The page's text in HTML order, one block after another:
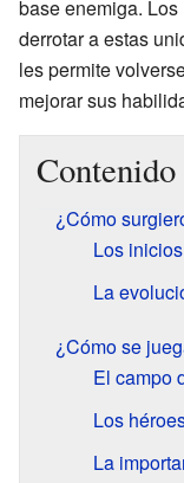
base enemiga.
derrotar a estas
les permite
mejorar sus
Contenido
¿Cómo
Los
La
¿Cómo se
El campo
Los
La